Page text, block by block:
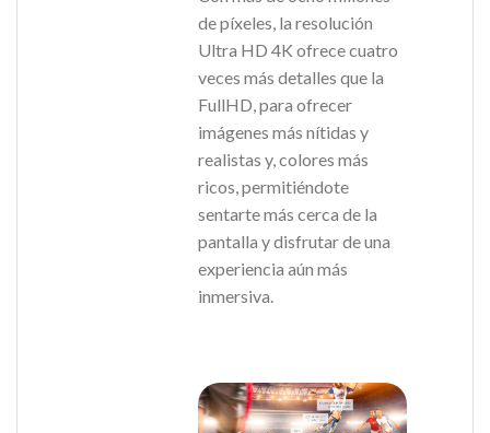
de píxeles, la resolución
Ultra HD 4K ofrece cuatro
veces más detalles que la
FullHD, para ofrecer
imágenes más nítidas y
realistas y, colores más
ricos, permitiéndote
sentarte más cerca de la
pantalla y disfrutar de una
experiencia aún más
inmersiva.